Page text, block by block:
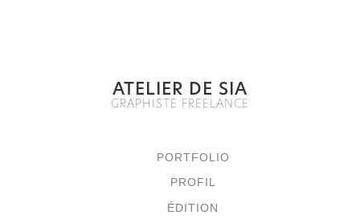
ATELIER DE SIA
GRAPHISTE FREELANCE
PORTFOLIO
PROFIL
ÉDITION